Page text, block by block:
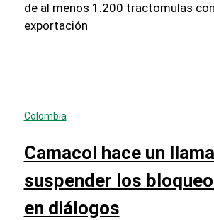
de al menos 1.200 tractomulas
exportación
Colombia
Camacol hace un
suspender los
en diálogos